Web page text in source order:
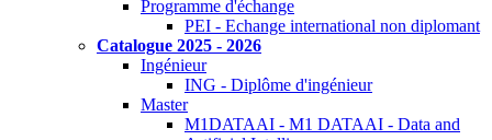
Programme d'échange
PEI - Echange international non diplomant
Catalogue 2025 - 2026
Ingénieur
ING - Diplôme d'ingénieur
Master
M1DATAAI - M1 DATAAI - Data and